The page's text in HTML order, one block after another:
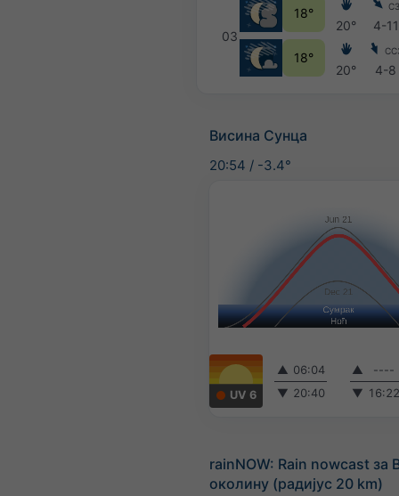
03
18°
18°
20°
20°
СЗ
4-11
4-8
Висина Сунца
20:54 / -3.4°
UV 6
▲ 06:04
▼ 20:40
▲
----
▼
rainNOW: Rain nowcast за
околину (радијус 20 km)